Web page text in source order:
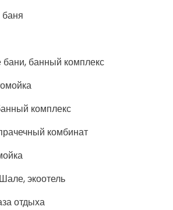
бани, банный комплекс
комплекс
комбинат
экоотель
отдыха